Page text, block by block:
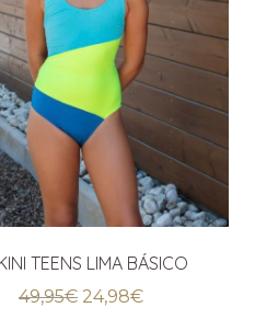
TEENS LIMA BÁSICO
49,95€ El
24,98€El